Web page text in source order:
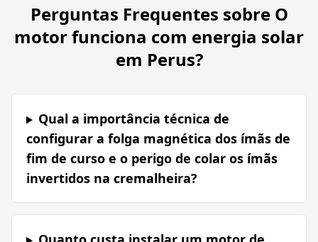
Perguntas Frequentes sobre O
motor funciona com energia solar
em Perus?
Qual a importância técnica de
configurar a folga magnética dos ímãs de
fim de curso e o perigo de colar os ímãs
invertidos na cremalheira?